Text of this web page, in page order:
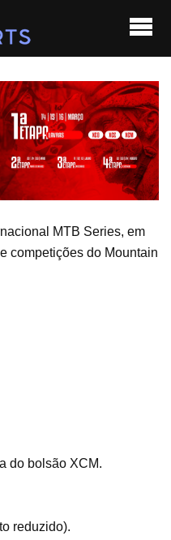
MTB Series, em
competições do Mountain
do bolsão XCM.
reduzido).